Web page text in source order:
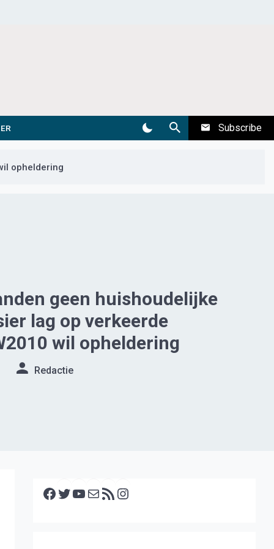
Subscribe
opheldering
geen huishoudelijke
lag op verkeerde
wil opheldering
Redactie
Facebook Twitter YouTube E-mail RSS feed